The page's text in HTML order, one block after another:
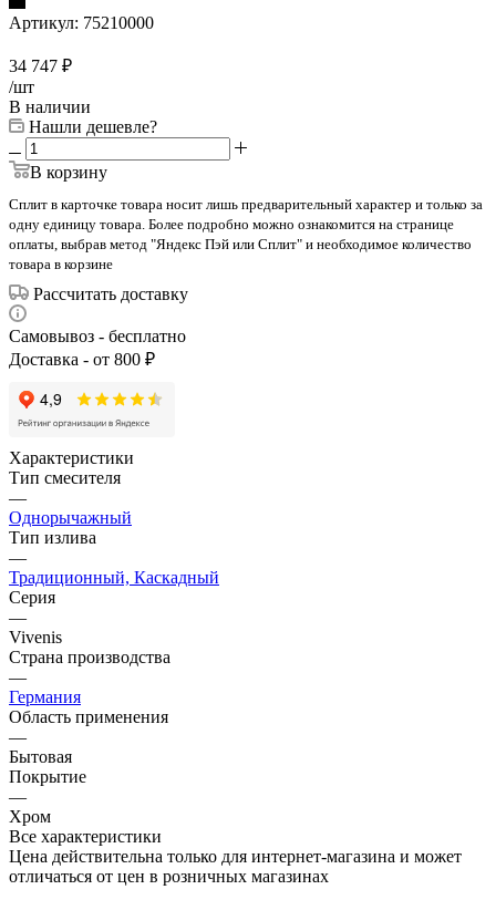
Артикул: 75210000
34 747 ₽
/шт
В наличии
Нашли дешевле?
В корзину
Сплит в карточке товара носит лишь предварительный характер и только за
одну единицу товара. Более подробно можно ознакомится на странице
оплаты, выбрав метод "Яндекс Пэй или Сплит" и необходимое количество
товара в корзине
Рассчитать доставку
Самовывоз - бесплатно
Доставка - от 800 ₽
Характеристики
Тип смесителя
—
Однорычажный
Тип излива
—
Традиционный, Каскадный
Серия
—
Vivenis
Страна производства
—
Германия
Область применения
—
Бытовая
Покрытие
—
Хром
Все характеристики
Цена действительна только для интернет-магазина и может
отличаться от цен в розничных магазинах